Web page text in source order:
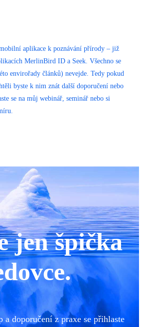
aplikace k poznávání přírody – již
MerlinBird ID a Seek. Všechno se
envirořady článků) nevejde. Tedy pokud
byste k nim znát další doporučení nebo
se na můj webinář, seminář nebo si
jen špička
a doporučení z praxe se přihlaste